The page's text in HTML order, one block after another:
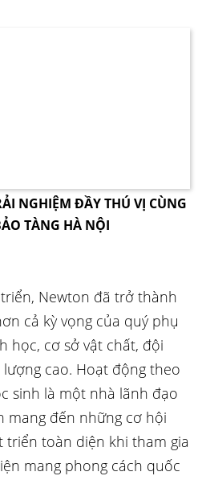
NGHIỆM ĐẦY THÚ VỊ CÙNG
TÀNG HÀ NỘI
Newton đã trở thành
cả kỳ vọng của quý phụ
học, cơ sở vật chất, đội
cao. Hoạt động theo
sinh là một nhà lãnh đạo
mang đến những cơ hội
triển toàn diện khi tham gia
mang phong cách quốc